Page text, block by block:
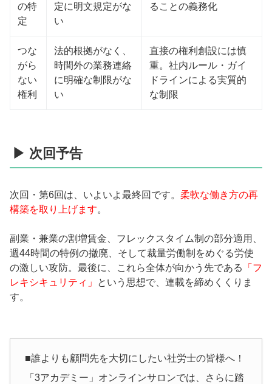
の特
定
定に明文規定がな
い
ることの義務化
つな
がら
ない
権利
法的根拠がなく、
時間外の業務連絡
に明確な制限がな
い
直接の権利創設には慎
重。社内ルール・ガイ
ドラインによる実質的
な制限
▶ 次回予告
次回・第6回は、いよいよ最終回です。 柔軟な働き方の再
構築を取り上げます。
副業・兼業の割増賃金、フレックスタイム制の部分適用、
週44時間の特例の撤廃、そして裁量労働制をめぐる労使
の激しい攻防。最後に、これら全体が向かう先である
「フ
レキシキュリティ」
という思想で、連載を締めくくりま
す。
■誰よりも顧問先を大切にしたい社労士の皆様へ！
「3アカデミー」オンラインサロンでは、さらに踏